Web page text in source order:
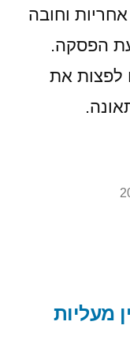
וחובה
הפסקה.
לפצות את
מעליות